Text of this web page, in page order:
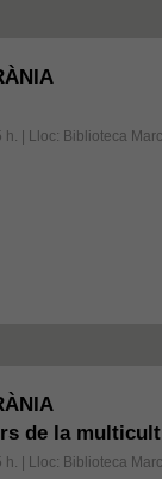
| Lloc: Biblioteca
de la
| Lloc: Biblioteca